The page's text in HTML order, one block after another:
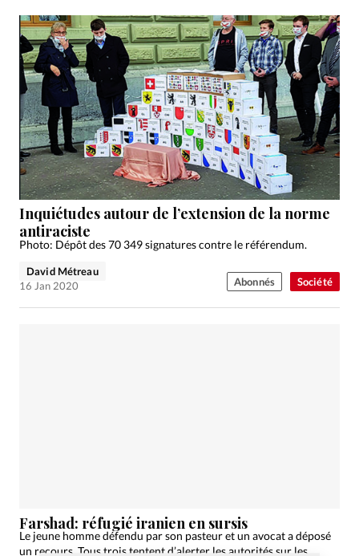
Société
Inquiétudes autour de l’extension de la norme
antiraciste
Photo: Dépôt des 70 349 signatures contre le référendum.
David Métreau
16 Jan 2020
Abonnés
Farshad: réfugié iranien en sursis
Le jeune homme défendu par son pasteur et un avocat a déposé
un recours. Tous trois tentent d’alerter les autorités sur les